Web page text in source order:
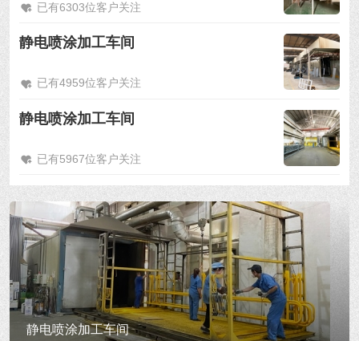
已有6303位客户关注
静电喷涂加工车间
已有4959位客户关注
静电喷涂加工车间
已有5967位客户关注
静电喷涂加工车间